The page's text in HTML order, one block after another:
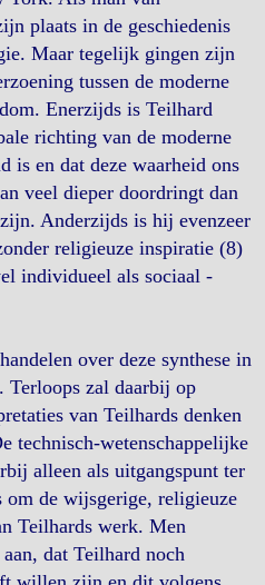
plaats in de geschiedenis
Maar tegelijk gingen zijn
tussen de moderne
Enerzijds is Teilhard
richting van de moderne
is en dat deze waarheid ons
veel dieper doordringt dan
Anderzijds is hij evenzeer
religieuze inspiratie (8)
individueel als sociaal -
over deze synthese in
Terloops zal daarbij op
van Teilhards denken
technisch-wetenschappelijke
alleen als uitgangspunt ter
om de wijsgerige, religieuze
Teilhards werk. Men
dat Teilhard noch